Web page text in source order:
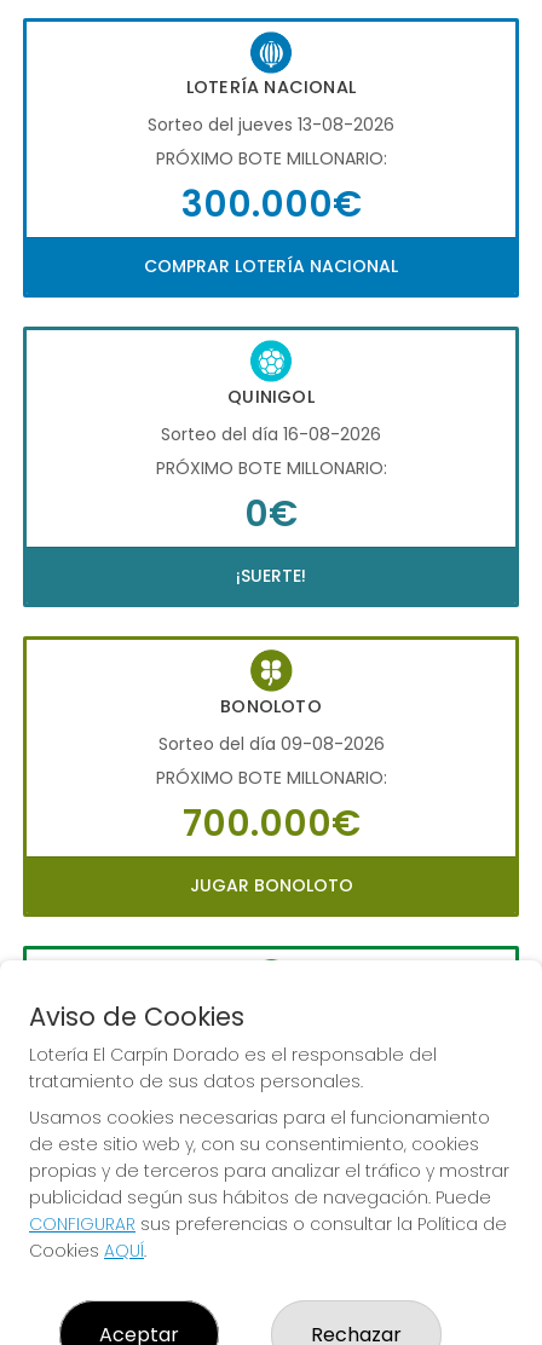
LOTERÍA NACIONAL
Sorteo del jueves 13-08-2026
PRÓXIMO BOTE MILLONARIO:
300.000€
COMPRAR LOTERÍA NACIONAL
QUINIGOL
Sorteo del día 16-08-2026
PRÓXIMO BOTE MILLONARIO:
0€
¡SUERTE!
BONOLOTO
Sorteo del día 09-08-2026
PRÓXIMO BOTE MILLONARIO:
700.000€
JUGAR BONOLOTO
LA PRIMITIVA
Sorteo del día 10-08-2026
PRÓXIMO BOTE MILLONARIO:
56.000.000€
JUGAR LA PRIMITIVA
Aviso de Cookies
Lotería El Carpín Dorado es el responsable del
tratamiento de sus datos personales.
Usamos cookies necesarias para el funcionamiento
de este sitio web y, con su consentimiento, cookies
propias y de terceros para analizar el tráfico y mostrar
publicidad según sus hábitos de navegación. Puede
CONFIGURAR sus preferencias o consultar la Política de
Cookies AQUÍ.
Aceptar Rechazar